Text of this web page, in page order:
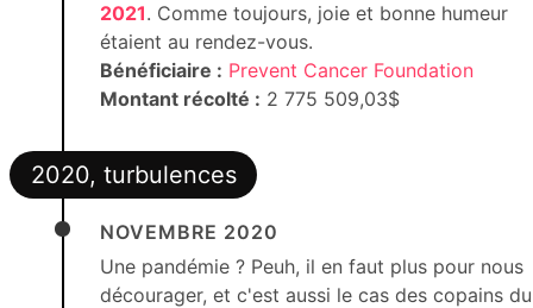
2021. Comme toujours, joie et bonne humeur
étaient au rendez-vous.
Bénéficiaire : Prevent Cancer Foundation
Montant récolté : 2 775 509,03$
2020, turbulences
NOVEMBRE 2020
Une pandémie ? Peuh, il en faut plus pour nous
décourager, et c'est aussi le cas des copains du